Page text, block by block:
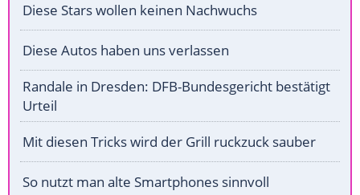
Diese Stars wollen keinen Nachwuchs
Diese Autos haben uns verlassen
Randale in Dresden: DFB-Bundesgericht bestätigt
Urteil
Mit diesen Tricks wird der Grill ruckzuck sauber
So nutzt man alte Smartphones sinnvoll